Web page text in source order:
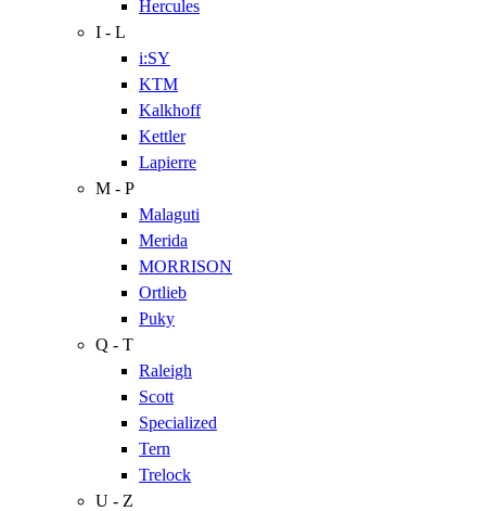
Hercules
I - L
i:SY
KTM
Kalkhoff
Kettler
Lapierre
M - P
Malaguti
Merida
MORRISON
Ortlieb
Puky
Q - T
Raleigh
Scott
Specialized
Tern
Trelock
U - Z